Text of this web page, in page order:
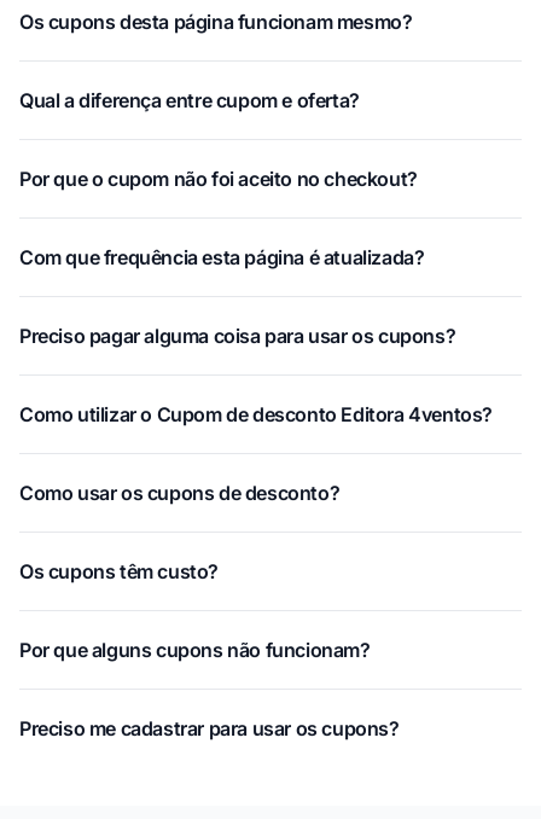
Os cupons desta página funcionam mesmo?
Qual a diferença entre cupom e oferta?
Por que o cupom não foi aceito no checkout?
Com que frequência esta página é atualizada?
Preciso pagar alguma coisa para usar os cupons?
Como utilizar o Cupom de desconto Editora 4ventos?
Como usar os cupons de desconto?
Os cupons têm custo?
Por que alguns cupons não funcionam?
Preciso me cadastrar para usar os cupons?